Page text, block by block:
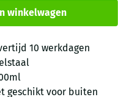
winkelwagen
10 werkdagen
geschikt voor buiten